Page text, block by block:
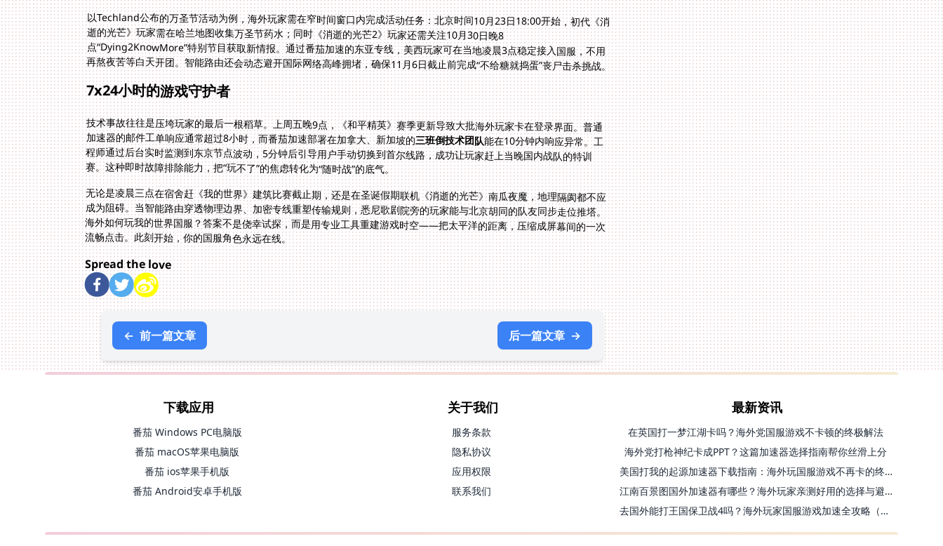
以Techland公布的万圣节活动为例，海外玩家需在窄时间窗口内完成活动任务：北京时间10月23日18:00开始，初代《消
逝的光芒》玩家需在哈兰地图收集万圣节药水；同时《消逝的光芒2》玩家还需关注10月30日晚8
点“Dying2KnowMore”特别节目获取新情报。通过番茄加速的东亚专线，美西玩家可在当地凌晨3点稳定接入国服，不用
再熬夜苦等白天开团。智能路由还会动态避开国际网络高峰拥堵，确保11月6日截止前完成“不给糖就捣蛋”丧尸击杀挑战。
7x24小时的游戏守护者
技术事故往往是压垮玩家的最后一根稻草。上周五晚9点，《和平精英》赛季更新导致大批海外玩家卡在登录界面。普通
加速器的邮件工单响应通常超过8小时，而番茄加速部署在加拿大、新加坡的三班倒技术团队能在10分钟内响应异常。工
程师通过后台实时监测到东京节点波动，5分钟后引导用户手动切换到首尔线路，成功让玩家赶上当晚国内战队的特训
赛。这种即时故障排除能力，把“玩不了”的焦虑转化为“随时战”的底气。
无论是凌晨三点在宿舍赶《我的世界》建筑比赛截止期，还是在圣诞假期联机《消逝的光芒》南瓜夜魔，地理隔阂都不应
成为阻碍。当智能路由穿透物理边界、加密专线重塑传输规则，悉尼歌剧院旁的玩家能与北京胡同的队友同步走位推塔。
海外如何玩我的世界国服？答案不是侥幸试探，而是用专业工具重建游戏时空——把太平洋的距离，压缩成屏幕间的一次
流畅点击。此刻开始，你的国服角色永远在线。
Spread the love
← 前一篇文章 后一篇文章 →
下载应用
番茄 Windows PC电脑版
番茄 macOS苹果电脑版
番茄 ios苹果手机版
番茄 Android安卓手机版
关于我们
服务条款
隐私协议
应用权限
联系我们
最新资讯
在英国打一梦江湖卡吗？海外党国服游戏不卡顿的终极解法
海外党打枪神纪卡成PPT？这篇加速器选择指南帮你丝滑上分
美国打我的起源加速器下载指南：海外玩国服游戏不再卡的终极方案
江南百景图国外加速器有哪些？海外玩家亲测好用的选择与避坑指南
去国外能打王国保卫战4吗？海外玩家国服游戏加速全攻略（附公主连结幻想江湖实测）